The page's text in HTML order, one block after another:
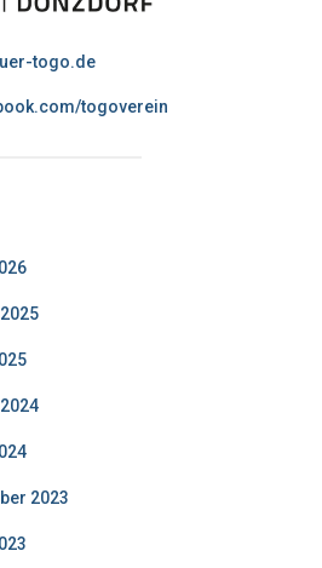
togo.de
togoverein
2023